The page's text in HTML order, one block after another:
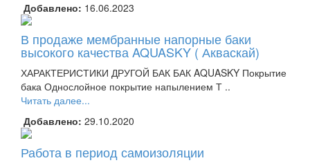
Добавлено: 16.06.2023
В продаже мембранные напорные баки
высокого качества AQUASKY ( Акваскай)
ХАРАКТЕРИСТИКИ ДРУГОЙ БАК БАК AQUASKY Покрытие
бака Однослойное покрытие напылением Т ..
Читать далее...
Добавлено: 29.10.2020
Работа в период самоизоляции